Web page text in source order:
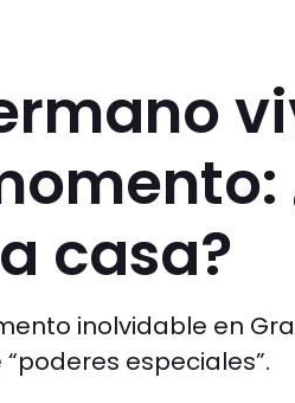
casa?
inolvidable en
especiales”.